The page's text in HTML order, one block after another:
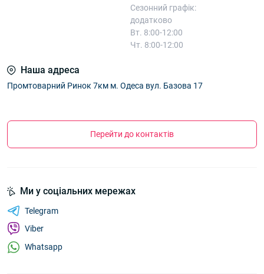
Сезонний графік:
додатково
Вт. 8:00-12:00
Чт. 8:00-12:00
Наша адреса
Промтоварний Ринок 7км м. Одеса вул. Базова 17
Перейти до контактів
Ми у соціальних мережах
Telegram
Viber
Whatsapp